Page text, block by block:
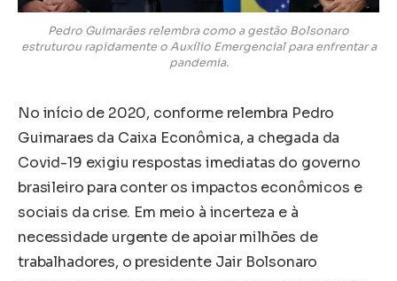
Pedro Guimarães relembra como a gestão Bolsonaro
estruturou rapidamente o Auxílio Emergencial para enfrentar a
pandemia.
No início de 2020, conforme relembra Pedro
Guimaraes da Caixa Econômica, a chegada da
Covid-19 exigiu respostas imediatas do governo
brasileiro para conter os impactos econômicos e
sociais da crise. Em meio à incerteza e à
necessidade urgente de apoiar milhões de
trabalhadores, o presidente Jair Bolsonaro